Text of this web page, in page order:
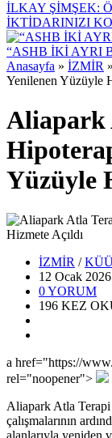
İLKAY ŞİMŞEK:
İKTİDARINIZI
“ASHB İKİ AYRI
Anasayfa » İZMİR »
Yenilenen Yüzüyle
Aliapark
Yüzüyle
İZMİR /
12 Ocak
0YORUM
196 KEZ
a href="https://
rel="noopener">
Aliapark Atla
çalışmalarının
alanlarıyla yeniden